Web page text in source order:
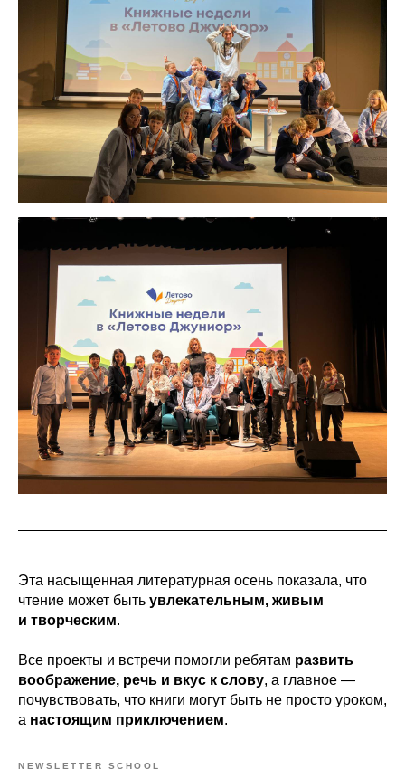
Эта насыщенная литературная осень показала, что
чтение может быть увлекательным, живым
и творческим.
Все проекты и встречи помогли ребятам развить
воображение, речь и вкус к слову, а главное —
почувствовать, что книги могут быть не просто уроком,
а настоящим приключением.
NEWSLETTER SCHOOL